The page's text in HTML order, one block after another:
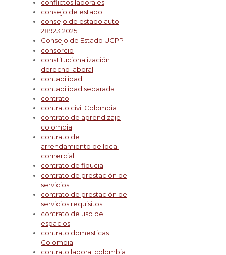
conflictos laborales
consejo de estado
consejo de estado auto
28923 2025
Consejo de Estado UGPP
consorcio
constitucionalización
derecho laboral
contabilidad
contabilidad separada
contrato
contrato civil Colombia
contrato de aprendizaje
colombia
contrato de
arrendamiento de local
comercial
contrato de fiducia
contrato de prestación de
servicios
contrato de prestación de
servicios requisitos
contrato de uso de
espacios
contrato domesticas
Colombia
contrato laboral colombia